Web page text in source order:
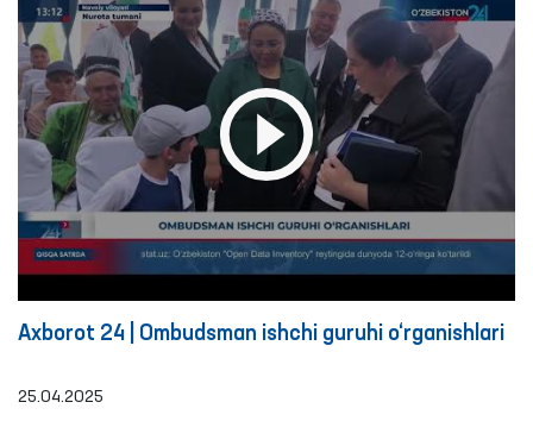
Axborot 24 | Ombudsman ishchi guruhi o‘rganishlari
25.04.2025